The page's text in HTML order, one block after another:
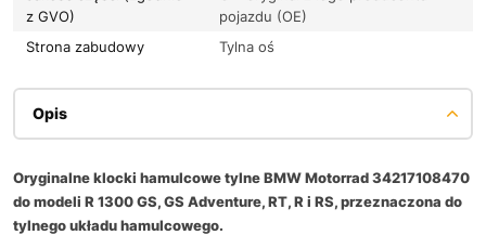
z GVO)
pojazdu (OE)
Strona zabudowy
Tylna oś
Opis
Oryginalne klocki hamulcowe tylne BMW Motorrad 34217108470
do modeli R 1300 GS, GS Adventure, RT, R i RS, przeznaczona do
tylnego układu hamulcowego.